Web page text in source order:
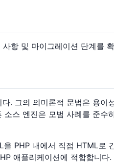
항 및 마이그레이션 단계를
. 그의 의미론적 문법은 용
스 엔진은 모범 사례를 준
PHP 내에서 직접 HTML로
애플리케이션에 적합합니다.